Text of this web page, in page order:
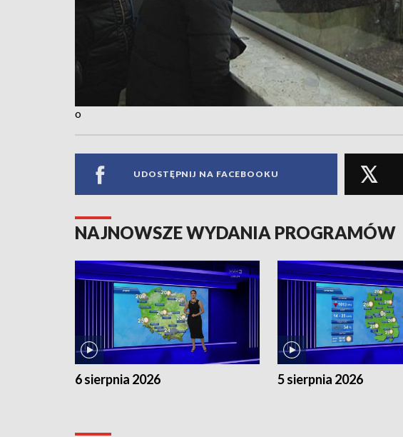
o
UDOSTĘPNIJ NA FACEBOOKU
NAJNOWSZE WYDANIA PROGRAMÓW
6 sierpnia 2026 5 sierpnia 2026